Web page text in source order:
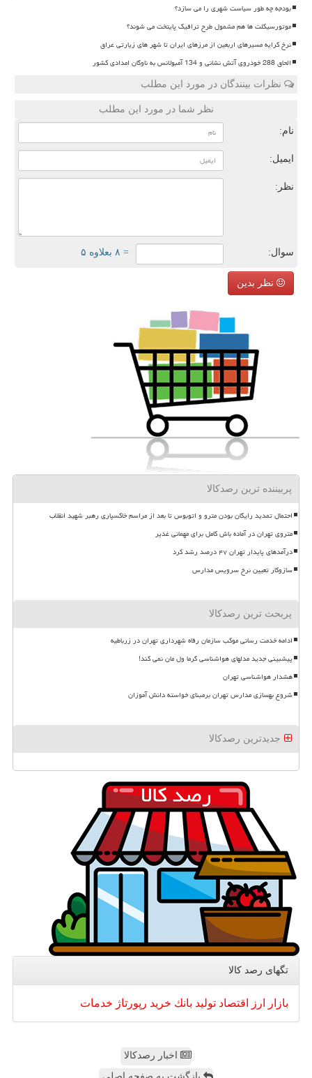
بودجه چه طور سیاست شهری را می سازد؟
موتورسیکلت ها هم مشمول طرح ترافیک پایتخت می شوند؟
نرخ کرایه مسیرهای اربعین از مرزهای ایران تا شهر های زیارتی عراق
الحاق 288 خودروی آتش نشانی و 134 آمبولانس به ناوگان امدادی کشور
نظرات بینندگان در مورد این مطلب
نظر شما در مورد این مطلب
نام:
ایمیل:
نظر:
سوال: = ۸ بعلاوه ۵
نظر بدین
پربیننده ترین رصدکالا
احتمال تمدید رایگان بودن مترو و اتوبوس تا بعد از مراسم خاکسپاری رهبر شهید انقلاب
متروی تهران در آماده باش کامل برای مهمانی غدیر
درآمدهای پایدار تهران ۴۷ درصد رشد کرد
سازوکار تعیین نرخ سرویس مدارس
پربحث ترین رصدکالا
ادامه خدمت رسانی موکب سازمان رفاه شهرداری تهران در زرباطیه
پیشبینی جدید مدلهای هواشناسی گرما ول مان نمی کند!
هشدار هواشناسی تهران
شروع بهسازی مدارس تهران برمبنای خواسته دانش آموزان
جدیدترین رصدکالا
تگهای رصد كالا
بازار ارز اقتصاد تولید بانك خرید رپورتاژ خدمات
اخبار رصدکالا